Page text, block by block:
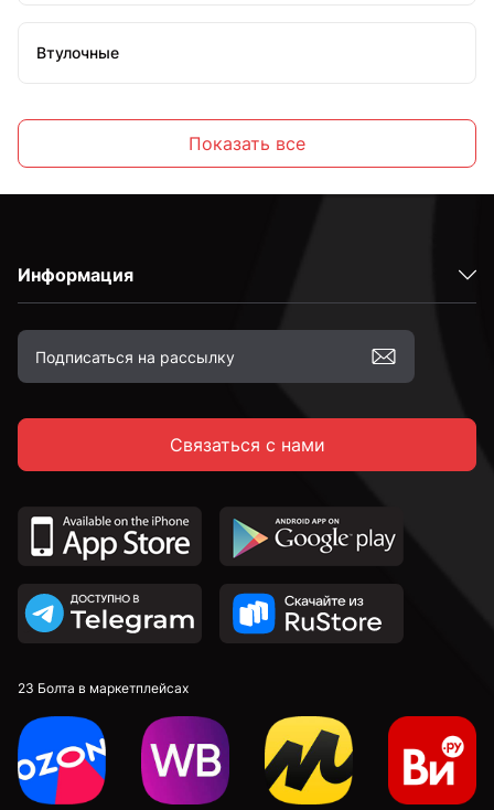
Втулочные
Оцинкованные
Желтый цинк
М8
М10
М12
М14
Показать все
Информация
Связаться с нами
23 Болта в маркетплейсах